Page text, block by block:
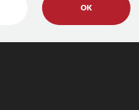
OK